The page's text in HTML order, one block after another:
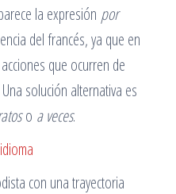
la expresión por
del francés, ya que en
que ocurren de
solución alternativa es
o a veces.
con una trayectoria